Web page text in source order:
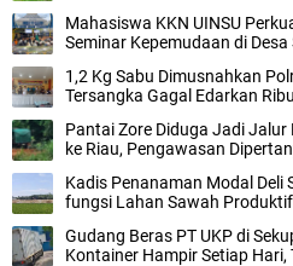
Mahasiswa KKN UINSU
Seminar Kepemudaan di Desa
1,2 Kg Sabu Dimusnahkan
Tersangka Gagal Edarkan
Pantai Zore Diduga Jadi
ke Riau, Pengawasan
Kadis Penanaman Modal Deli
fungsi Lahan Sawah
Gudang Beras PT UKP di
Kontainer Hampir Setiap